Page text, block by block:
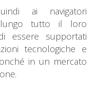
ai navigatori
lungo tutto il loro
essere supportati
tecnologiche e
in un mercato